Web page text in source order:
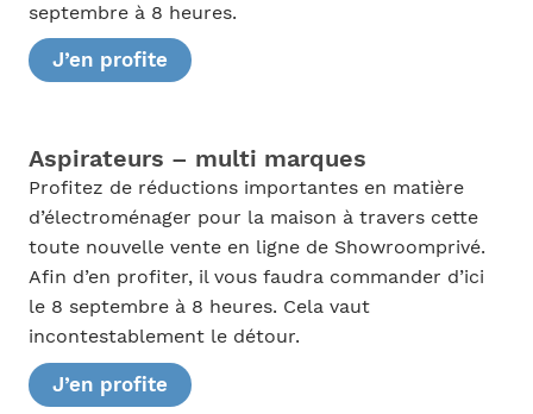
septembre à 8 heures.
J’en profite
Aspirateurs – multi marques
Profitez de réductions importantes en matière
d’électroménager pour la maison à travers cette
toute nouvelle vente en ligne de Showroomprivé.
Afin d’en profiter, il vous faudra commander d’ici
le 8 septembre à 8 heures. Cela vaut
incontestablement le détour.
J’en profite